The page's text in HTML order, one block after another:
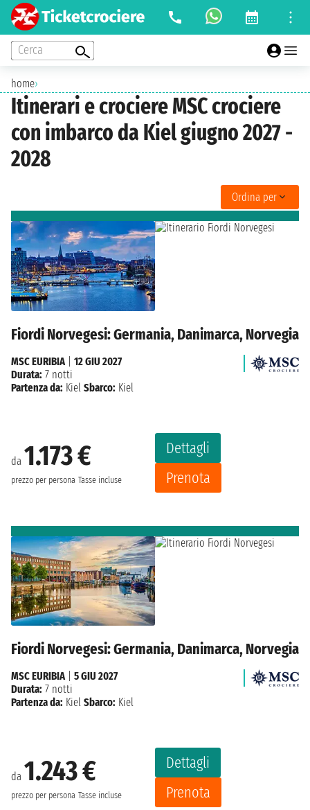
Cerca
home›
Itinerari e crociere MSC crociere
con imbarco da Kiel giugno 2027 -
2028
Ordina per
Fiordi Norvegesi: Germania, Danimarca, Norvegia
da 1.173 €
prezzo per persona Tasse incluse
Dettagli
Prenota
MSC EURIBIA
12 GIU 2027
Durata: 7 notti
Partenza da: Kiel Sbarco: Kiel
Fiordi Norvegesi: Germania, Danimarca, Norvegia
da 1.243 €
prezzo per persona Tasse incluse
Dettagli
Prenota
MSC EURIBIA| 5 GIU 2027
Durata: 7 notti
Partenza da: Kiel Sbarco: Kiel